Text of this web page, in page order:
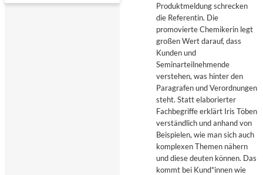
Produktmeldung schrecken
die Referentin. Die
promovierte Chemikerin legt
großen Wert darauf, dass
Kunden und
Seminarteilnehmende
verstehen, was hinter den
Paragrafen und Verordnungen
steht. Statt elaborierter
Fachbegriffe erklärt Iris Töben
verständlich und anhand von
Beispielen, wie man sich auch
komplexen Themen nähern
und diese deuten können. Das
kommt bei Kund*innen wie